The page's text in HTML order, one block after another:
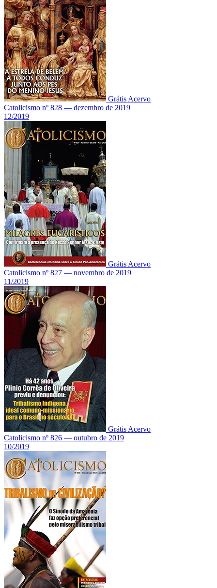
Grátis Acervo
Catolicismo nº 828 — dezembro de 2019
12/2019
Grátis Acervo
Catolicismo nº 827 — novembro de 2019
11/2019
Grátis Acervo
Catolicismo nº 826 — outubro de 2019
10/2019